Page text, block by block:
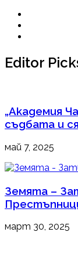
Editor
„Академия
съдбата и
май 7, 2025
Земята –
март 30, 2025